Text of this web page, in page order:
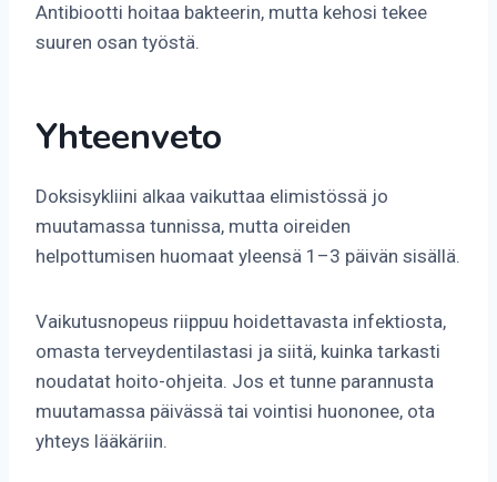
Antibiootti hoitaa bakteerin, mutta kehosi tekee
suuren osan työstä.
Yhteenveto
Doksisykliini alkaa vaikuttaa elimistössä jo
muutamassa tunnissa, mutta oireiden
helpottumisen huomaat yleensä 1–3 päivän sisällä.
Vaikutusnopeus riippuu hoidettavasta infektiosta,
omasta terveydentilastasi ja siitä, kuinka tarkasti
noudatat hoito-ohjeita. Jos et tunne parannusta
muutamassa päivässä tai vointisi huononee, ota
yhteys lääkäriin.